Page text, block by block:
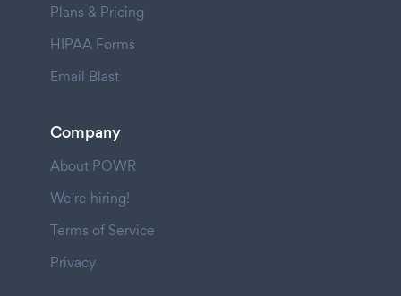
Plans & Pricing
HIPAA Forms
Email Blast
Company
About POWR
We're hiring!
Terms of Service
Privacy